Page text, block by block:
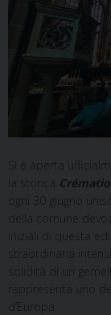
Si è aperta
la storica
ogni 30 giugno
della comune
iniziali di questa
straordinaria
solidità di un
rappresenta uno
d’Europa.